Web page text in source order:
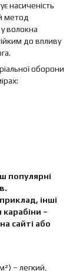
насиченість
метод
волокна
до впливу
оборони
популярні
інші
–
сайті або
– легкий,